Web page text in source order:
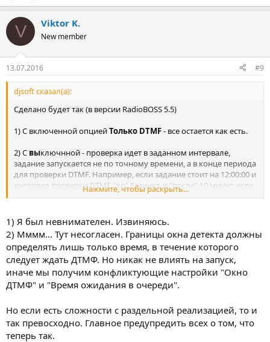
V Viktor K.
New member
13.07.2016 #9
djsoft сказал(а):
Сделано будет так (в версии RadioBOSS 5.5)
1) С включенной опциейТолько DTMF- все остается как есть.
2) С выключнной - проверка идет в заданном интервале,
задание запускается не по точному времени, а в конце периода
для проверки DTMF. Например, если задание стоит на 12:00:00 и
интервал проверки DTMF "до" 5 минут, и "после" 10 минут, если
метка не поймана - задание будет запущено в 12.10.00. Метка
Нажмите, чтобы раскрыть...
1) Я был невнимателен. Извиняюсь.
2) Мммм... Тут несогласен. Границы окна детекта должны
определять лишь только время, в течение которого
следует ждать ДТМФ. Но никак не влиять на запуск,
иначе мы получим конфликтующие настройки "Окно
ДТМФ" и "Время ожидания в очереди".
Но если есть сложности с раздельной реализацией, то и
так превосходно. Главное предупредить всех о том, что
теперь так.